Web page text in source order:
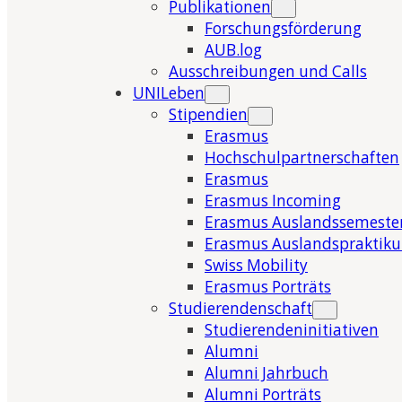
Publikationen
Forschungsförderung
AUB.log
Ausschreibungen und Calls
UNILeben
Stipendien
Erasmus
Hochschulpartnerschaften
Erasmus
Erasmus Incoming
Erasmus
Erasmus
Swiss Mobility
Erasmus Porträts
Studierendenschaft
Studierendeninitiativen
Alumni
Alumni Jahrbuch
Alumni Porträts